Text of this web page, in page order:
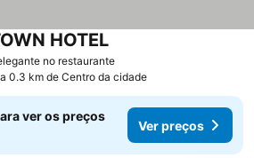
no restaurante
HOTEL
a 0.3 km de Centro da cidade
ver os preços
Ver preços